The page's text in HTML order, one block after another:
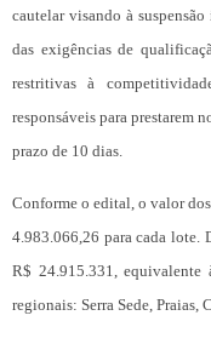
cautelar visando à
das exigências de
restritivas à
responsáveis para prestarem
prazo de 10 dias.
Conforme o edital, o valor
4.983.066,26 para cada lote.
R$ 24.915.331, equivalente
regionais: Serra Sede, Praias,